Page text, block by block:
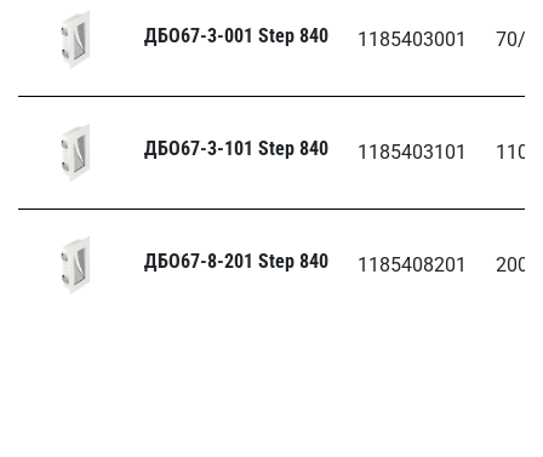
ДБО67-3-001 Step 840 1185403001 70/
ДБО67-3-101 Step 840 1185403101 110/
ДБО67-8-201 Step 840 1185408201 200/